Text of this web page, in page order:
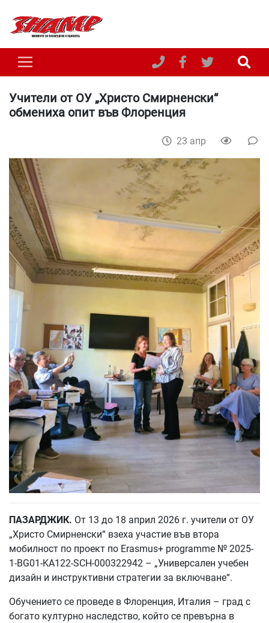
Учители от ОУ „Христо Смирненски“
обмениха опит във Флоренция
23 апр
ПАЗАРДЖИК. От 13 до 18 април 2026 г. учители от ОУ
„Христо Смирненски“ взеха участие във втора
мобилност по проект по Erasmus+ programme № 2025-
1-BG01-KA122-SCH-000322942 – „Универсален учебен
дизайн и инструктивни стратегии за включване“.
Обучението се проведе в Флоренция, Италия – град с
богато културно наследство, който се превърна в